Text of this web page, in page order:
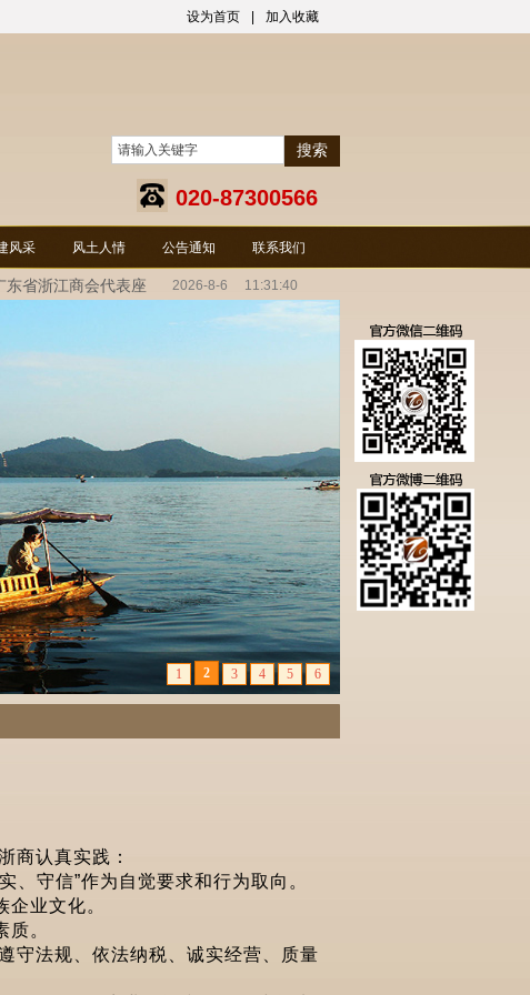
设为首页 加入收藏
商认真实践：
、守信”作为自觉要求和行为取向。
业文化。
。
守法规、依法纳税、诚实经营、质量
搜索
020-87300566
风采 风土人情 公告通知 联系我们
东省浙江商会代表座
2026-8-6 11:31:41